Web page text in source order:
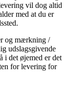
vil dog altid
med at du er
og mærkning /
udslagsgivende
i det øjemed er det
for levering for